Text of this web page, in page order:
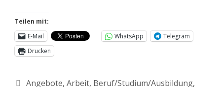
Teilen mit:
E-Mail
WhatsApp
Telegram
Drucken
Angebote, Arbeit, Beruf/Studium/Ausbildung,